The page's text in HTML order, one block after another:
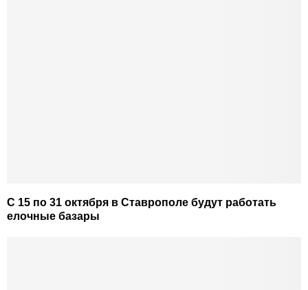
С 15 по 31 октября в Ставрополе будут работать
елочные базары